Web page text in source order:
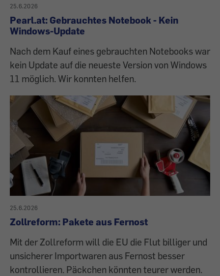
25.6.2026
Pearl.at: Gebrauchtes Notebook - Kein
Windows-Update
Nach dem Kauf eines gebrauchten Notebooks war
kein Update auf die neueste Version von Windows
11 möglich. Wir konnten helfen.
25.6.2026
Zollreform: Pakete aus Fernost
Mit der Zollreform will die EU die Flut billiger und
unsicherer Importwaren aus Fernost besser
kontrollieren. Päckchen könnten teurer werden.